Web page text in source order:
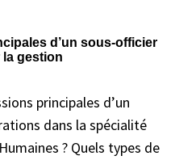
d’un sous-officier
gestion
principales d’un
dans la spécialité
? Quels types de